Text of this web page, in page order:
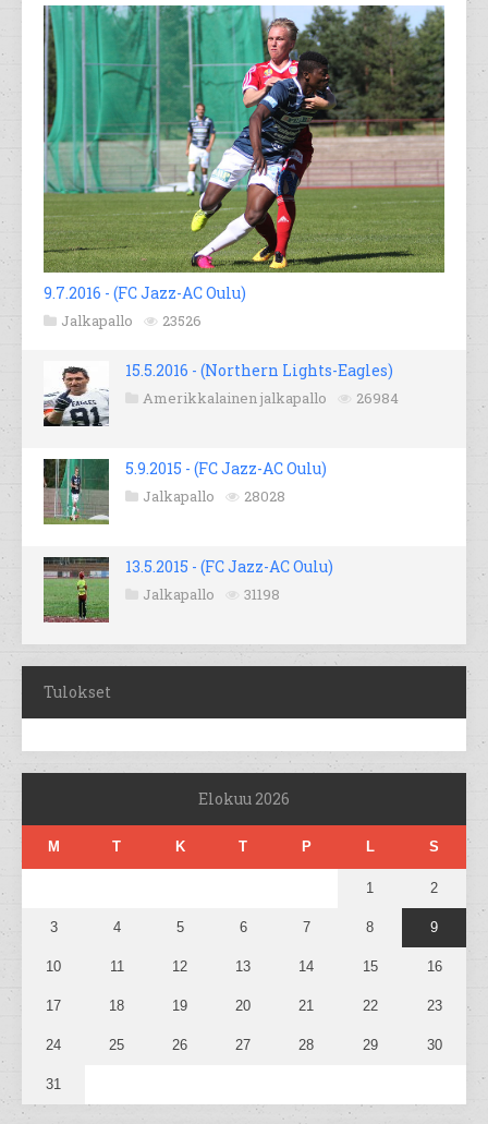
9.7.2016 - (FC Jazz-AC Oulu)
Jalkapallo 23526
15.5.2016 - (Northern Lights-Eagles)
Amerikkalainen jalkapallo 26984
5.9.2015 - (FC Jazz-AC Oulu)
Jalkapallo 28028
13.5.2015 - (FC Jazz-AC Oulu)
Jalkapallo 31198
Tulokset
Elokuu 2026
M T K T P L S
1 2
3 4 5 6 7 8 9
10 11 12 13 14 15 16
17 18 19 20 21 22 23
24 25 26 27 28 29 30
31